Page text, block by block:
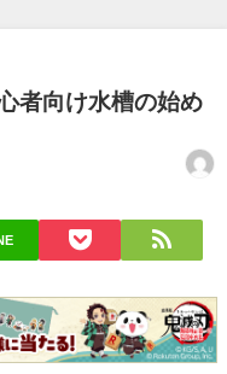
者向け水槽の始め